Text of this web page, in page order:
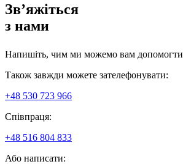
Зв’яжіться
з нами
Напишіть, чим ми можемо вам допомогти
Також завжди можете зателефонувати:
+48 530 723 966
Співпраця:
+48 516 804 833
Або написати: